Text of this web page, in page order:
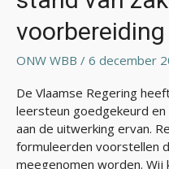
voorbereiding
ONW WBB / 6 december
De Vlaamse Regering
leersteun goedgekeurd
aan de uitwerking ervan.
formuleerden voorstellen
meegenomen worden. Wij